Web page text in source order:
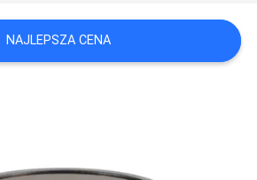
NAJLEPSZA CENA